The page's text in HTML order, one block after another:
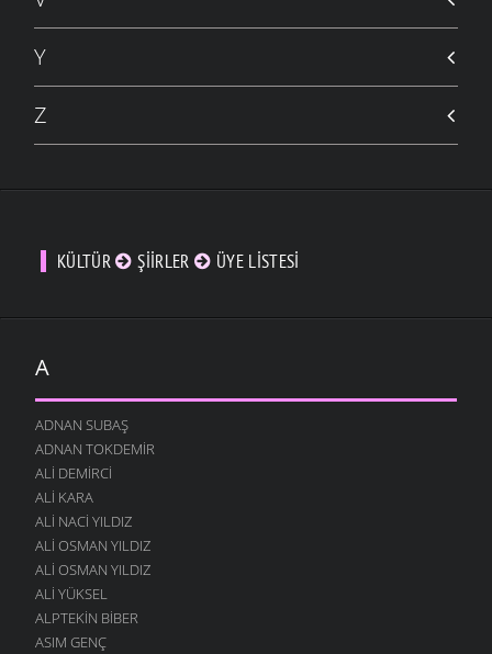
Y
Z
KÜLTÜR ŞIIRLER ÜYE LISTESI
A
ADNAN SUBAŞ
ADNAN TOKDEMIR
ALI DEMIRCI
ALI KARA
ALI NACI YILDIZ
ALI OSMAN YILDIZ
ALI OSMAN YILDIZ
ALI YÜKSEL
ALPTEKIN BIBER
ASIM GENÇ